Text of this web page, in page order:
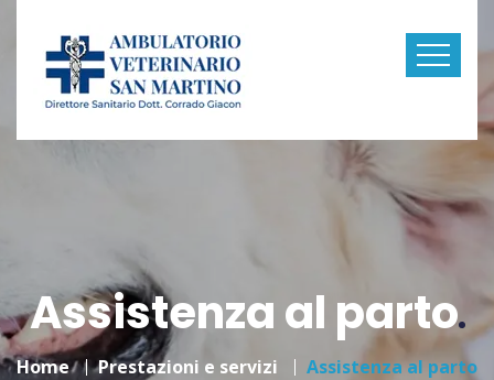
Assistenza al parto
Home Prestazioni e servizi Assistenza al parto